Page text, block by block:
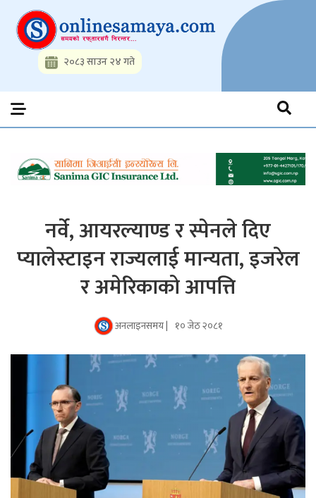
content
Onlinesamaya.com
Nepal News Portal, Business, Hot News, Interview, Opinions,
Politics, Science, Technology, Social, Media, Sports, Youth, Model
Watch, Movies
२०८३ साउन २४ गते
नर्वे, आयरल्याण्ड र स्पेनले दिए
प्यालेस्टाइन राज्यलाई मान्यता, इजरेल
र अमेरिकाको आपत्ति
अनलाइनसमय | १० जेठ २०८१